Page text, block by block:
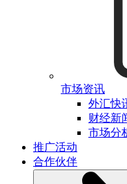
市场资讯
外汇快
财经新
市场分
推广活动
合作伙伴